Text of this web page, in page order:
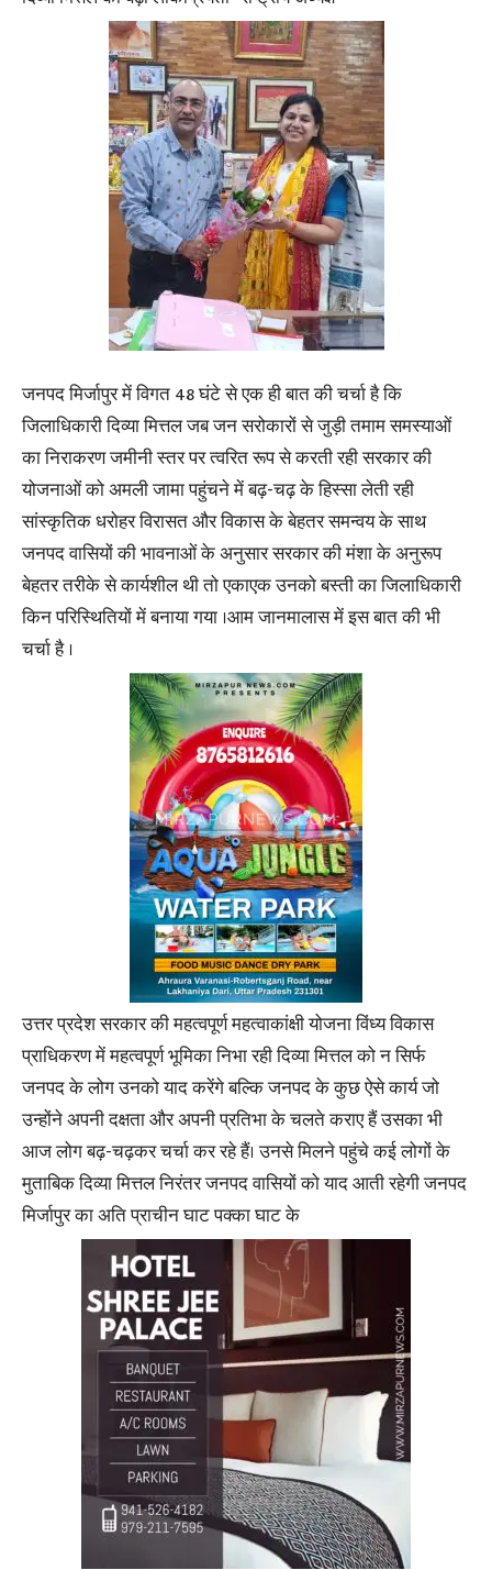
जनपद मिर्जापुर में विगत 48 घंटे से एक ही बात की चर्चा है कि
जिलाधिकारी दिव्या मित्तल जब जन सरोकारों से जुड़ी तमाम समस्याओं
का निराकरण जमीनी स्तर पर त्वरित रूप से करती रही सरकार की
योजनाओं को अमली जामा पहुंचने में बढ़-चढ़ के हिस्सा लेती रही
सांस्कृतिक धरोहर विरासत और विकास के बेहतर समन्वय के साथ
जनपद वासियों की भावनाओं के अनुसार सरकार की मंशा के अनुरूप
बेहतर तरीके से कार्यशील थी तो एकाएक उनको बस्ती का जिलाधिकारी
किन परिस्थितियों में बनाया गया ।आम जानमालास में इस बात की भी
चर्चा है ।
उत्तर प्रदेश सरकार की महत्वपूर्ण महत्वाकांक्षी योजना विंध्य विकास
प्राधिकरण में महत्वपूर्ण भूमिका निभा रही दिव्या मित्तल को न सिर्फ
जनपद के लोग उनको याद करेंगे बल्कि जनपद के कुछ ऐसे कार्य जो
उन्होंने अपनी दक्षता और अपनी प्रतिभा के चलते कराए हैं उसका भी
आज लोग बढ़-चढ़कर चर्चा कर रहे हैं। उनसे मिलने पहुंचे कई लोगों के
मुताबिक दिव्या मित्तल निरंतर जनपद वासियों को याद आती रहेगी जनपद
मिर्जापुर का अति प्राचीन घाट पक्का घाट के